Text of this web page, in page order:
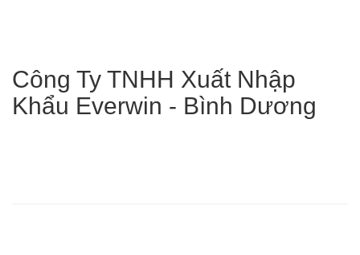
Công Ty TNHH Xuất Nhập
Khẩu Everwin - Bình Dương